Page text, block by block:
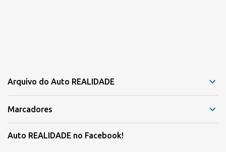
Arquivo do Auto REALIDADE
Marcadores
Auto REALIDADE no Facebook!